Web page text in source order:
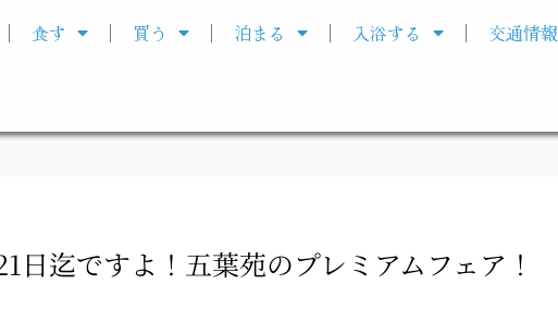
食す 買う 泊まる 入浴する 交通情報
日迄ですよ！五葉苑のプレミアムフェア！